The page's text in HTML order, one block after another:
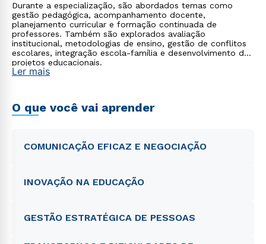
Durante a especialização, são abordados temas como
gestão pedagógica, acompanhamento docente,
planejamento curricular e formação continuada de
professores. Também são explorados avaliação
institucional, metodologias de ensino, gestão de conflitos
escolares, integração escola-família e desenvolvimento de
projetos educacionais.
Ler mais
O que você vai aprender
COMUNICAÇÃO EFICAZ E NEGOCIAÇÃO
INOVAÇÃO NA EDUCAÇÃO
GESTÃO ESTRATÉGICA DE PESSOAS